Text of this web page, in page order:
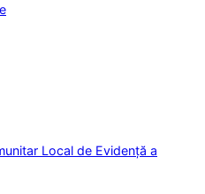
Local de Evidență a